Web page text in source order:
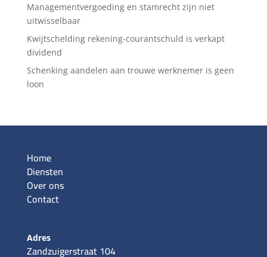
Managementvergoeding en stamrecht zijn niet
uitwisselbaar
Kwijtschelding rekening-courantschuld is verkapt
dividend
Schenking aandelen aan trouwe werknemer is geen
loon
Home
Diensten
Over ons
Contact
Adres
Zandzuigerstraat 104